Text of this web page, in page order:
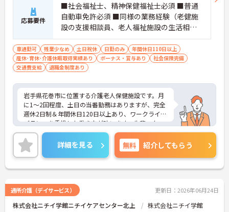
応募要件
■社会福祉士、精神保健福祉士必須 ■普通
自動車免許必須 ■同様の業務経験（老健施
設の支援相談員、老人福祉施設の生活相談
員等）があれば尚可
車通勤可 残業少なめ 土日祝休 日勤のみ
年間休日110日以上
産休･育休･介護休暇取得実績あり
ボーナス・賞与あり
社会保険完備
交通費支給
退職金制度あり
岩手県花巻市に位置する介護老人保健施設です。月
に1～2回程度、土日の当番勤務はありますが、完全
週休2日制＆年間休日120日以上あり、ワークライフ
バランスを重視した働き方が叶います。先輩スタッ
フによる丁寧なサポートもありますので、一度現場
を離れた方、ブランクのある方も安心です。ご興味
のある方には、面接対策ポイントなど、さらに詳細
をお話しいたしますのでお気軽にご相談ください！
詳細を見る 無料 紹介してもらう
通所介護（デイサービス） 更新日：2026年06月24日
株式会社ニチイ学館ニチイケアセンター北上 株式会社ニチイ学館